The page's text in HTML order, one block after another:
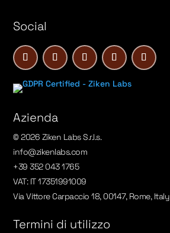
Social
Azienda
© 2026 Ziken Labs S.r.l.s.
info@zikenlabs.com
+39 352 043 1765
VAT: IT 17351991009
Via Vittore Carpaccio 18, 00147, Rome, Italy
Termini di utilizzo